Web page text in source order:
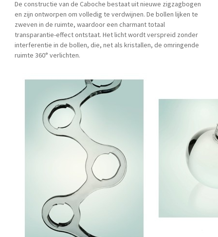
De constructie van de Caboche bestaat uit nieuwe zigzagbogen
en zijn ontworpen om volledig te verdwijnen. De bollen lijken te
zweven in de ruimte, waardoor een charmant totaal
transparantie-effect ontstaat. Het licht wordt verspreid zonder
interferentie in de bollen, die, net als kristallen, de omringende
ruimte 360° verlichten.